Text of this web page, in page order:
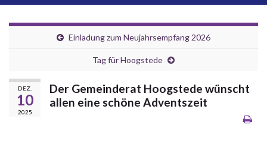
Einladung zum Neujahrsempfang 2026
Tag für Hoogstede
DEZ.
10
2025
Der Gemeinderat Hoogstede wünscht
allen eine schöne Adventszeit